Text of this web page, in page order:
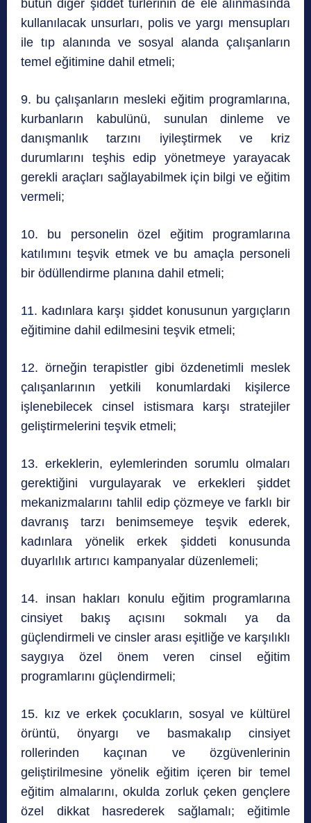
bütün diğer şiddet türlerinin de ele alınmasında
kullanılacak unsurları, polis ve yargı mensupları
ile tıp alanında ve sosyal alanda çalışanların
temel eğitimine dahil etmeli;
9. bu çalışanların mesleki eğitim programlarına,
kurbanların kabulünü, sunulan dinleme ve
danışmanlık tarzını iyileştirmek ve kriz
durumlarını teşhis edip yönetmeye yarayacak
gerekli araçları sağlayabilmek için bilgi ve eğitim
vermeli;
10. bu personelin özel eğitim programlarına
katılımını teşvik etmek ve bu amaçla personeli
bir ödüllendirme planına dahil etmeli;
11. kadınlara karşı şiddet konusunun yargıçların
eğitimine dahil edilmesini teşvik etmeli;
12. örneğin terapistler gibi özdenetimli meslek
çalışanlarının yetkili konumlardaki kişilerce
işlenebilecek cinsel istismara karşı stratejiler
geliştirmelerini teşvik etmeli;
13. erkeklerin, eylemlerinden sorumlu olmaları
gerektiğini vurgulayarak ve erkekleri şiddet
mekanizmalarını tahlil edip çözmeye ve farklı bir
davranış tarzı benimsemeye teşvik ederek,
kadınlara yönelik erkek şiddeti konusunda
duyarlılık artırıcı kampanyalar düzenlemeli;
14. insan hakları konulu eğitim programlarına
cinsiyet bakış açısını sokmalı ya da
güçlendirmeli ve cinsler arası eşitliğe ve karşılıklı
saygıya özel önem veren cinsel eğitim
programlarını güçlendirmeli;
15. kız ve erkek çocukların, sosyal ve kültürel
örüntü, önyargı ve basmakalıp cinsiyet
rollerinden kaçınan ve özgüvenlerinin
geliştirilmesine yönelik eğitim içeren bir temel
eğitim almalarını, okulda zorluk çeken gençlere
özel dikkat hasrederek sağlamalı; eğitimle